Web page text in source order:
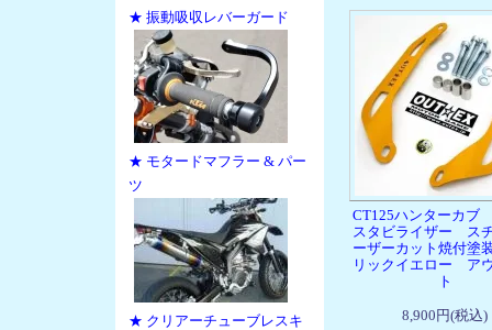
★ 振動吸収レバーガード
★ モタードマフラー & パー
ツ
★ クリアーチューブレスキ
CT125ハンターカブ
スタビライザー ス
ーザーカット焼付塗
リックイエロー ア
ト
8,900円(税込)